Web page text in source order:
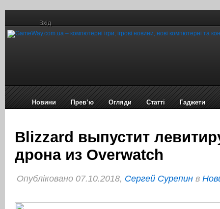
Вхід
Новини Прев’ю Огляди Статті Гаджети
Blizzard выпустит
дрона из Overwatch
Опубліковано 07.10.2018, Сергей Сурепин в